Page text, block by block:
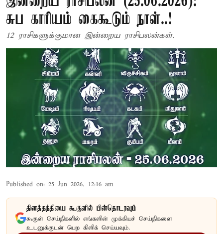
சுப காரியம் கைகூடும் நாள்..!
12 ராசிகளுக்குமான இன்றைய ராசிபலன்கள்.
Published on: 25 Jun 2026, 12:16 am
தினத்தந்தியை கூகுளில் பின்தொடரவும்
கூகுள் செய்திகளில் எங்களின் முக்கியச் செய்திகளை
உடனுக்குடன் பெற கிளிக் செய்யவும்.